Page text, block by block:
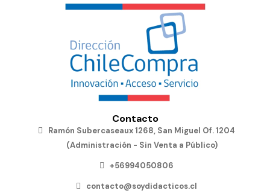
Contacto
Ramón Subercaseaux 1268, San Miguel Of. 1204
(Administración - Sin Venta a Público)
+56994050806
contacto@soydidacticos.cl